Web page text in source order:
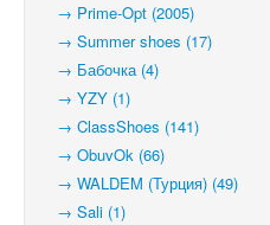
→ Prime-Opt (2005)
→ Summer shoes (17)
→ Бабочка (4)
→ YZY (1)
→ ClassShoes (141)
→ ObuvOk (66)
→ WALDEM (Турция) (49)
→ Sali (1)